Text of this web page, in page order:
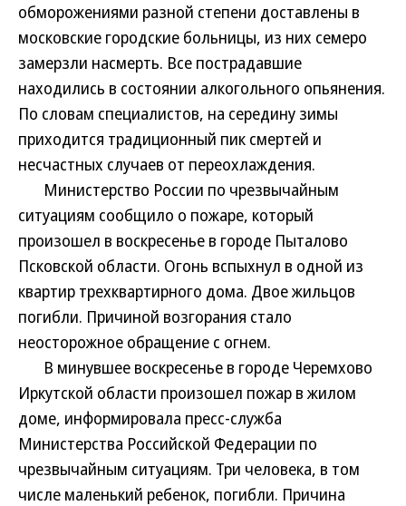
обморожениями разной степени доставлены в
московские городские больницы, из них семеро
замерзли насмерть. Все пострадавшие
находились в состоянии алкогольного опьянения.
По словам специалистов, на середину зимы
приходится традиционный пик смертей и
несчастных случаев от переохлаждения.
Министерство России по чрезвычайным
ситуациям сообщило о пожаре, который
произошел в воскресенье в городе Пыталово
Псковской области. Огонь вспыхнул в одной из
квартир трехквартирного дома. Двое жильцов
погибли. Причиной возгорания стало
неосторожное обращение с огнем.
В минувшее воскресенье в городе Черемхово
Иркутской области произошел пожар в жилом
доме, информировала пресс-служба
Министерства Российской Федерации по
чрезвычайным ситуациям. Три человека, в том
числе маленький ребенок, погибли. Причина